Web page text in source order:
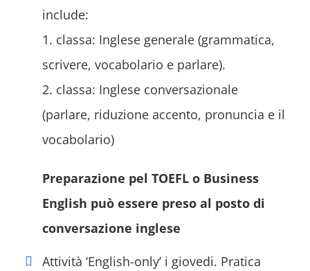
include:
1. classa: Inglese generale (grammatica,
scrivere, vocabolario e parlare).
2. classa: Inglese conversazionale
(parlare, riduzione accento, pronuncia e il
vocabolario)
Preparazione pel TOEFL o Business
English può essere preso al posto di
conversazione inglese
Attività ‘English-only’ i giovedi. Pratica